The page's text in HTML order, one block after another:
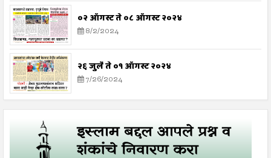
०२ ऑगस्ट ते ०८ ऑगस्ट २०२४
8/2/2024
२६ जुलै ते ०१ ऑगस्ट २०२४
7/26/2024